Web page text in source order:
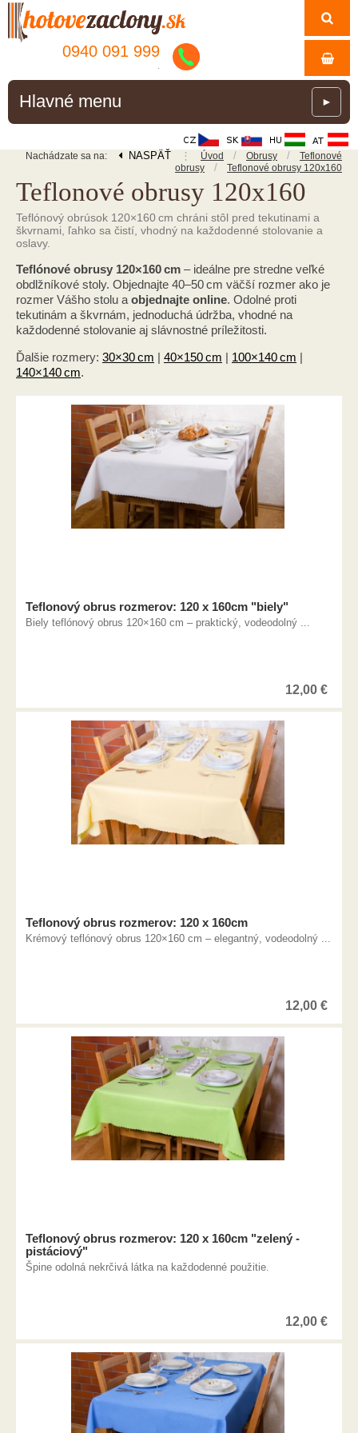
0940 091 999
Hlavné menu ►
Nachádzate sa na: NASPÄŤ ⋮ Úvod / Obrusy /
Teflonové
obrusy
/ Teflonové obrusy 120x160
Teflonové obrusy 120x160
Teflónový obrúsok 120×160 cm chráni stôl pred tekutinami a
škvrnami, ľahko sa čistí, vhodný na každodenné stolovanie a
oslavy.
Teflónové obrusy 120×160 cm – ideálne pre stredne veľké
obdlžníkové stoly. Objednajte 40–50 cm väčší rozmer ako je
rozmer Vášho stolu a objednajte online. Odolné proti
tekutinám a škvrnám, jednoduchá údržba, vhodné na
každodenné stolovanie aj slávnostné príležitosti.
Ďalšie rozmery: 30×30 cm | 40×150 cm | 100×140 cm |
140×140 cm.
Teflonový obrus rozmerov: 120 x 160cm "biely"
Biely teflónový obrus 120×160 cm – praktický, vodeodolný ...
12,00 €
Teflonový obrus rozmerov: 120 x 160cm
Krémový teflónový obrus 120×160 cm – elegantný, vodeodolný ...
12,00 €
Teflonový obrus rozmerov: 120 x 160cm "zelený -
pistáciový"
Špine odolná nekrčivá látka na každodenné použitie.
12,00 €